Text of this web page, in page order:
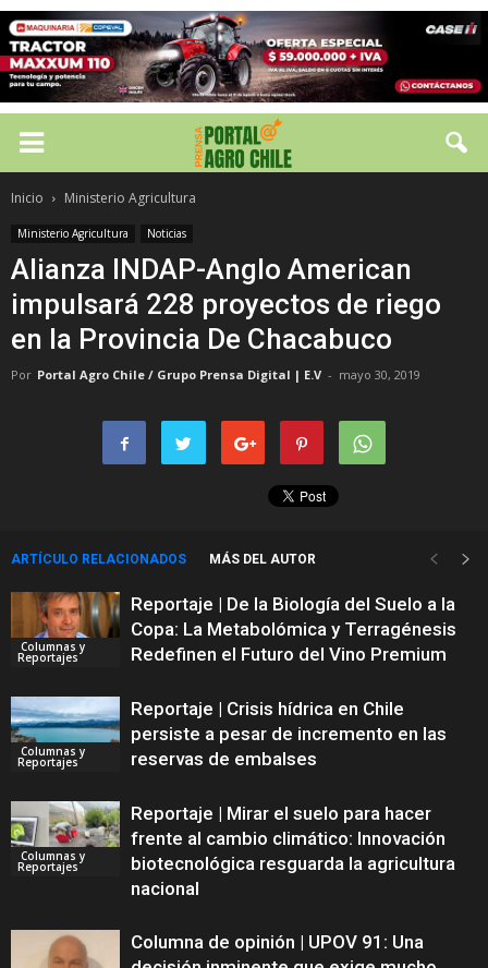
Inicio Ministerio Agricultura
Ministerio Agricultura Noticias
Alianza INDAP-Anglo American
impulsará 228 proyectos de riego
en la Provincia De Chacabuco
Por Portal Agro Chile / Grupo Prensa Digital | E.V - mayo 30, 2019
ARTÍCULO RELACIONADOS MÁS DEL AUTOR
Columnas y
Reportajes
Reportaje | De la Biología del Suelo a la
Copa: La Metabolómica y Terragénesis
Redefinen el Futuro del Vino Premium
Columnas y
Reportajes
Reportaje | Crisis hídrica en Chile
persiste a pesar de incremento en las
reservas de embalses
Columnas y
Reportajes
Reportaje | Mirar el suelo para hacer
frente al cambio climático: Innovación
biotecnológica resguarda la agricultura
nacional
Columna de opinión | UPOV 91: Una